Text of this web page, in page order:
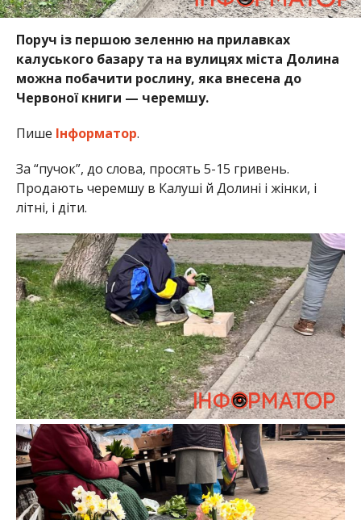
Поруч із першою зеленню на прилавках
калуського базару та на вулицях міста Долина
можна побачити рослину, яка внесена до
Червоної книги — черемшу.
Пише Інформатор.
За “пучок”, до слова, просять 5-15 гривень.
Продають черемшу в Калуші й Долині і жінки, і
літні, і діти.